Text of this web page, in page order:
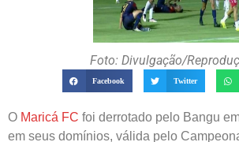
Foto: Divulgação/
Facebook Twitter
O Maricá FC foi derrotado pelo Bangu
em seus domínios, válida pelo